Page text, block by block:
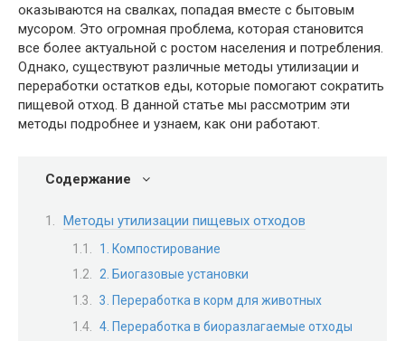
оказываются на свалках, попадая вместе с бытовым
мусором. Это огромная проблема, которая становится
все более актуальной с ростом населения и потребления.
Однако, существуют различные методы утилизации и
переработки остатков еды, которые помогают сократить
пищевой отход. В данной статье мы рассмотрим эти
методы подробнее и узнаем, как они работают.
Содержание
Методы утилизации пищевых отходов
1. Компостирование
2. Биогазовые установки
3. Переработка в корм для животных
4. Переработка в биоразлагаемые отходы